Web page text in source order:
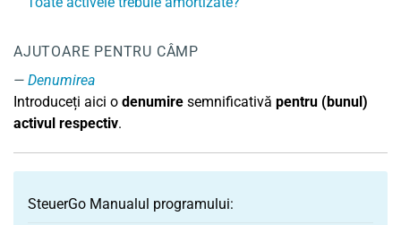
AJUTOARE PENTRU CÂMP
Denumirea
Introduceți aici o denumire semnificativă pentru (bunul)
activul respectiv.
SteuerGo Manualul programului: